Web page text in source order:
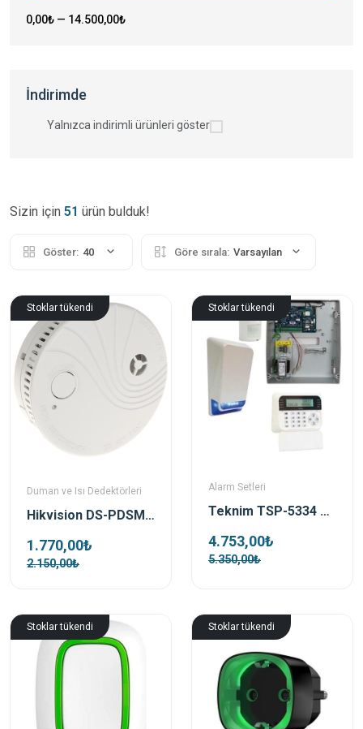
0,00₺ — 14.500,00₺
İndirimde
Yalnızca indirimli ürünleri göster
Sizin için 51 ürün bulduk!
Göster: 40 Göre sırala: Varsayılan
Stoklar tükendi
Duman ve Isı Dedektörleri
Hikvision DS-PDSMK-S-WE Kablosuz Duman Dedektörü
1.770,00₺
2.150,00₺
Stoklar tükendi
Alarm Setleri
Teknim TSP-5334 Lcd Alarm Kit Ethernet Hırsız Alarm Seti
4.753,00₺
5.350,00₺
Stoklar tükendi Stoklar tükendi